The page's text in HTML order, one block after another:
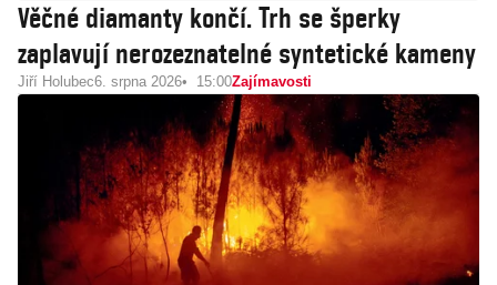
Věčné diamanty končí. Trh se šperky
zaplavují nerozeznatelné syntetické kameny
Jiří Holubec6. srpna 2026 15:00Zajímavosti